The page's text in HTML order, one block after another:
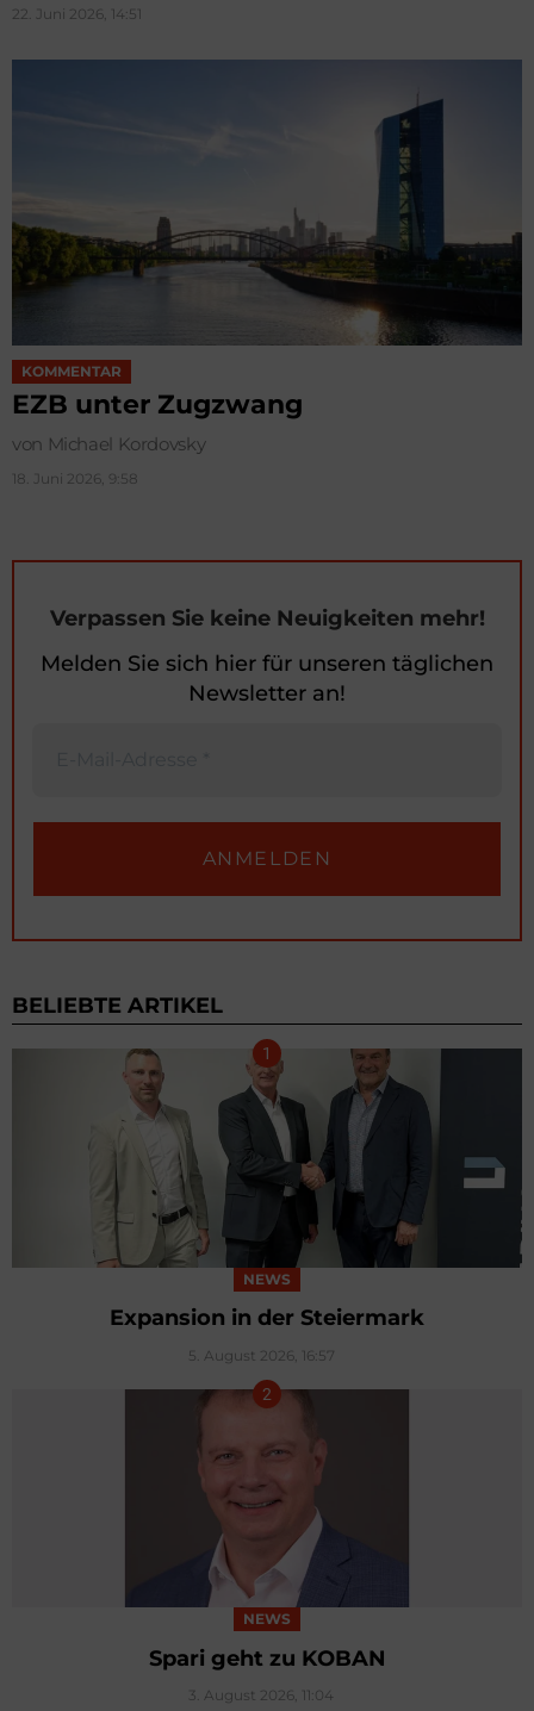
22. Juni 2026, 14:51
KOMMENTAR
EZB unter Zugzwang
von Michael Kordovsky
18. Juni 2026, 9:58
Verpassen Sie keine Neuigkeiten mehr!
Melden Sie sich hier für unseren täglichen
Newsletter an!
BELIEBTE ARTIKEL
NEWS
Expansion in der Steiermark
5. August 2026, 16:57
NEWS
Spari geht zu KOBAN
3. August 2026, 11:04